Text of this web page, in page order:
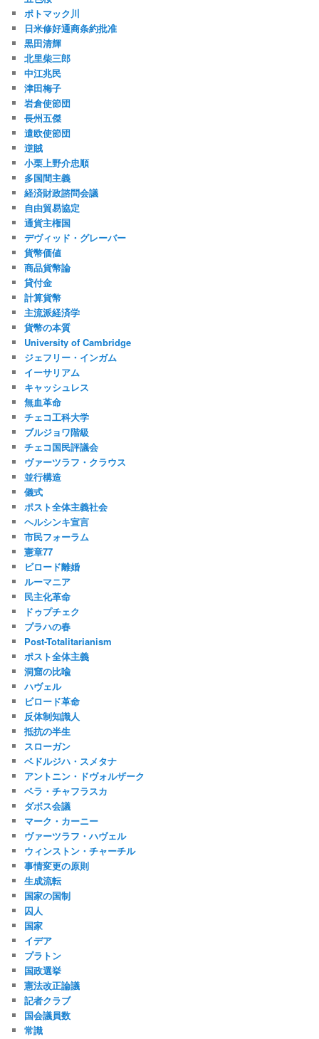
ポトマック川
日米修好通商条約批准
黒田清輝
北里柴三郎
中江兆民
津田梅子
岩倉使節団
長州五傑
遣欧使節団
逆賊
小栗上野介忠順
多国間主義
経済財政諮問会議
自由貿易協定
通貨主権国
デヴィッド・グレーバー
貨幣価値
商品貨幣論
貸付金
計算貨幣
主流派経済学
貨幣の本質
University of Cambridge
ジェフリー・インガム
イーサリアム
キャッシュレス
無血革命
チェコ工科大学
ブルジョワ階級
チェコ国民評議会
ヴァーツラフ・クラウス
並行構造
儀式
ポスト全体主義社会
ヘルシンキ宣言
市民フォーラム
憲章77
ビロード離婚
ルーマニア
民主化革命
ドゥプチェク
プラハの春
Post-Totalitarianism
ポスト全体主義
洞窟の比喩
ハヴェル
ビロード革命
反体制知識人
抵抗の半生
スローガン
ベドルジハ・スメタナ
アントニン・ドヴォルザーク
ベラ・チャフラスカ
ダボス会議
マーク・カーニー
ヴァーツラフ・ハヴェル
ウィンストン・チャーチル
事情変更の原則
生成流転
国家の国制
囚人
国家
イデア
プラトン
国政選挙
憲法改正論議
記者クラブ
国会議員数
常識